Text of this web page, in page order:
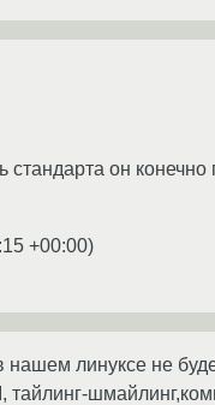
стандарта он
+00:00)
нашем линуксе не
тайлинг-